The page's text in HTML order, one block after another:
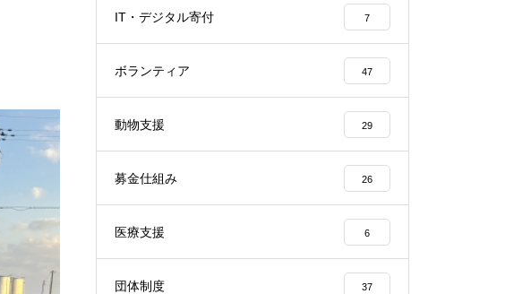
IT・デジタル寄付 7
ボランティア 47
動物支援 29
募金仕組み 26
医療支援 6
団体制度 37